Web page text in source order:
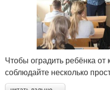
Чтобы оградить ребёнка
соблюдайте несколько